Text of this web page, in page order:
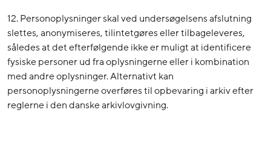
12. Personoplysninger skal ved undersøgelsens afslutning
slettes, anonymiseres, tilintetgøres eller tilbageleveres,
således at det efterfølgende ikke er muligt at identificere
fysiske personer ud fra oplysningerne eller i kombination
med andre oplysninger. Alternativt kan
personoplysningerne overføres til opbevaring i arkiv efter
reglerne i den danske arkivlovgivning.